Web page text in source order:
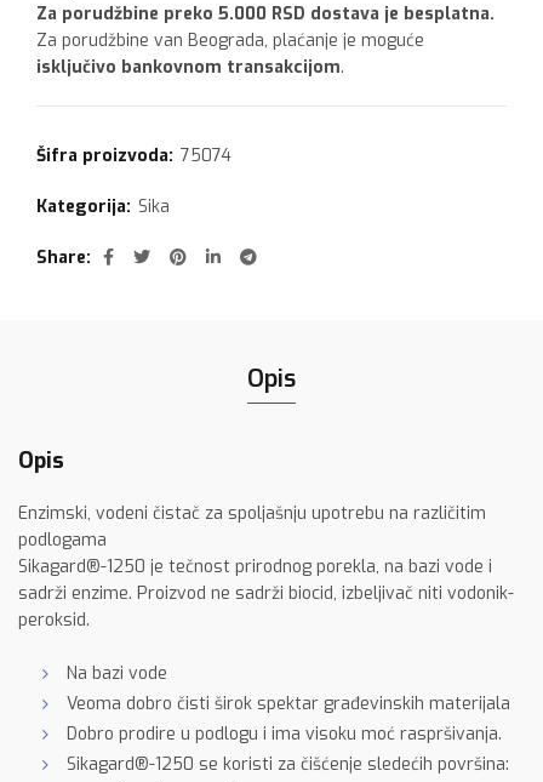
Za porudžbine preko 5.000 RSD dostava je besplatna.
Za porudžbine van Beograda, plaćanje je moguće
isključivo bankovnom transakcijom.
Šifra proizvoda: 75074
Kategorija: Sika
Share
Opis
Opis
Enzimski, vodeni čistač za spoljašnju upotrebu na različitim
podlogama
Sikagard®-1250 je tečnost prirodnog porekla, na bazi vode i
sadrži enzime. Proizvod ne sadrži biocid, izbeljivač niti vodonik-
peroksid.
Na bazi vode
Veoma dobro čisti širok spektar građevinskih materijala
Dobro prodire u podlogu i ima visoku moć raspršivanja.
Sikagard®-1250 se koristi za čišćenje sledećih površina: